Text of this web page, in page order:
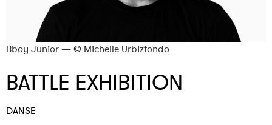
Bboy Junior — © Michelle Urbiztondo
DANSE
BATTLE EXHIBITION